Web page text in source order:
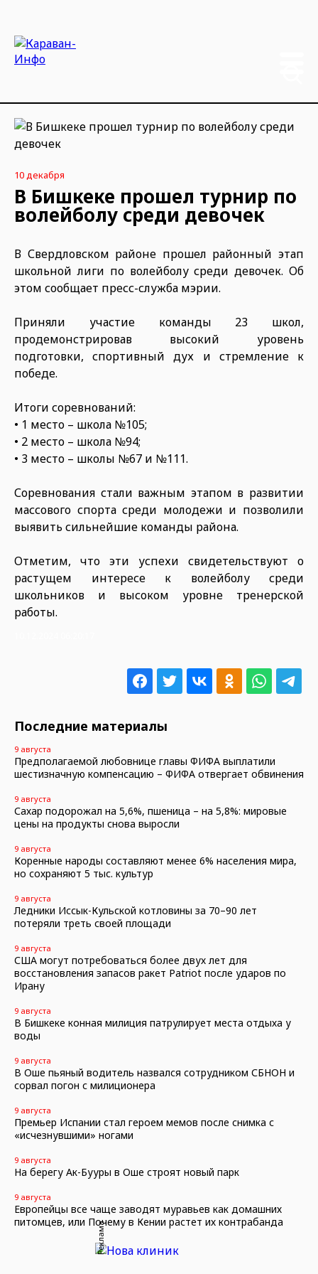
10 декабря
В Бишкеке прошел турнир по
волейболу среди девочек
В Свердловском районе прошел районный этап
школьной лиги по волейболу среди девочек. Об
этом сообщает пресс-служба мэрии.
Приняли участие команды 23 школ,
продемонстрировав высокий уровень
подготовки, спортивный дух и стремление к
победе.
Итоги соревнований:
• 1 место – школа №105;
• 2 место – школа №94;
• 3 место – школы №67 и №111.
Соревнования стали важным этапом в развитии
массового спорта среди молодежи и позволили
выявить сильнейшие команды района.
Отметим, что эти успехи свидетельствуют о
растущем интересе к волейболу среди
школьников и высоком уровне тренерской
работы.
Последние материалы
9 августа
Предполагаемой любовнице главы ФИФА выплатили
шестизначную компенсацию – ФИФА отвергает обвинения
9 августа
Сахар подорожал на 5,6%, пшеница – на 5,8%: мировые
цены на продукты снова выросли
9 августа
Коренные народы составляют менее 6% населения мира,
но сохраняют 5 тыс. культур
9 августа
Ледники Иссык-Кульской котловины за 70–90 лет
потеряли треть своей площади
9 августа
США могут потребоваться более двух лет для
восстановления запасов ракет Patriot после ударов по
Ирану
9 августа
В Бишкеке конная милиция патрулирует места отдыха у
воды
9 августа
В Оше пьяный водитель назвался сотрудником СБНОН и
сорвал погон с милиционера
9 августа
Премьер Испании стал героем мемов после снимка с
«исчезнувшими» ногами
9 августа
На берегу Ак-Бууры в Оше строят новый парк
9 августа
Европейцы все чаще заводят муравьев как домашних
питомцев, или Почему в Кении растет их контрабанда
Реклама